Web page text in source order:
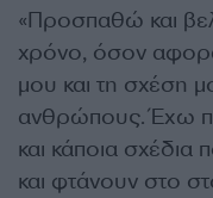
«Προσπαθώ και
χρόνο, όσον
μου και τη σχέση
ανθρώπους. Έχω
και κάποια
και φτάνουν στο